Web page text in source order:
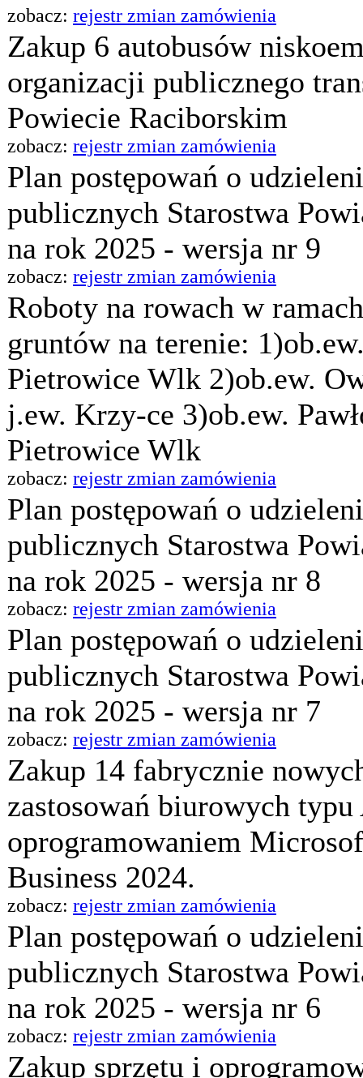
zobacz: rejestr zmian zamówienia
Zakup 6 autobusów
organizacji publicznego
Powiecie Raciborskim
zobacz: rejestr zmian zamówienia
Plan postępowań o
publicznych Starostwa
na rok 2025 - wersja nr 9
zobacz: rejestr zmian zamówienia
Roboty na rowach w
gruntów na terenie:
Pietrowice Wlk 2)ob.ew.
j.ew. Krzy-ce 3)ob.ew.
Pietrowice Wlk
zobacz: rejestr zmian zamówienia
Plan postępowań o
publicznych Starostwa
na rok 2025 - wersja nr 8
zobacz: rejestr zmian zamówienia
Plan postępowań o
publicznych Starostwa
na rok 2025 - wersja nr 7
zobacz: rejestr zmian zamówienia
Zakup 14 fabrycznie
zastosowań biurowych
oprogramowaniem
Business 2024.
zobacz: rejestr zmian zamówienia
Plan postępowań o
publicznych Starostwa
na rok 2025 - wersja nr 6
zobacz: rejestr zmian zamówienia
Zakup sprzętu i